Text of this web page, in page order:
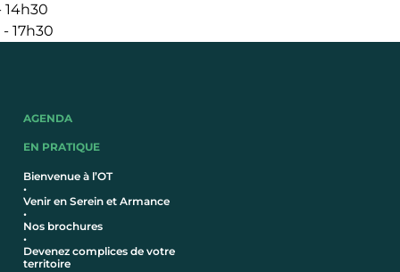
14h30
17h30
AGENDA
EN PRATIQUE
Bienvenue à l’OT
•
Venir en Serein et Armance
•
Nos brochures
•
Devenez complices de votre
territoire